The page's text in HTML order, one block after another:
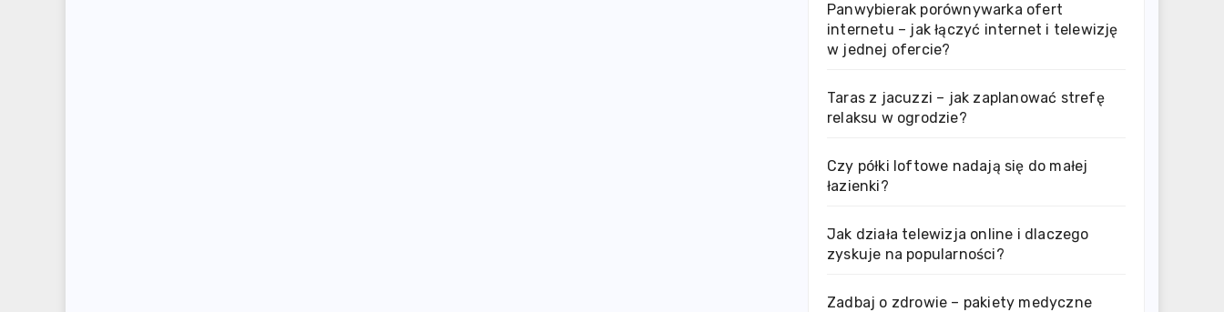
Panwybierak porównywarka ofert
internetu – jak łączyć internet i telewizję
w jednej ofercie?
Taras z jacuzzi – jak zaplanować strefę
relaksu w ogrodzie?
Czy półki loftowe nadają się do małej
łazienki?
Jak działa telewizja online i dlaczego
zyskuje na popularności?
Zadbaj o zdrowie – pakiety medyczne